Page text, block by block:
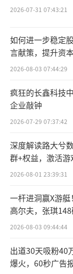
2026-07-31 07:43:21
如何进一步稳定
言献策，提升资
2026-08-03 07:44:29
疯狂的长鑫科技
企业敲钟
2026-07-29 07:37:42
深度解读路大兮
群+权益，激活
2026-08-01 23:39:31
一杆进洞赢X游
高尔夫，张琪
万“十年豪华新能
2026-08-03 09:44:44
出道30天吸粉40
爆火，60秒广告